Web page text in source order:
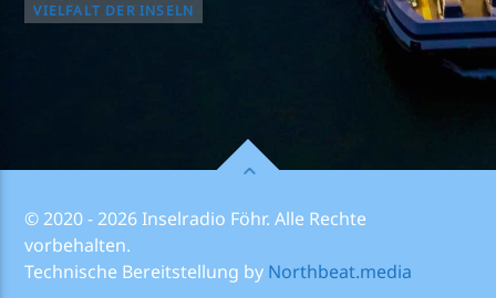
VIELFALT DER INSELN
© 2020 - 2026 Inselradio Föhr. Alle Rechte
vorbehalten.
Technische Bereitstellung by Northbeat.media